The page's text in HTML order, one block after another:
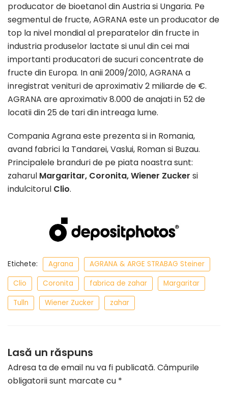
producator de bioetanol din Austria si Ungaria. Pe
segmentul de fructe, AGRANA este un producator de
top la nivel mondial al preparatelor din fructe in
industria produselor lactate si unul din cei mai
importanti producatori de sucuri concentrate de
fructe din Europa. In anii 2009/2010, AGRANA a
inregistrat venituri de aproximativ 2 miliarde de €.
AGRANA are aproximativ 8.000 de anajati in 52 de
locatii din 25 de tari din intreaga lume.
Compania Agrana este prezenta si in Romania,
avand fabrici la Tandarei, Vaslui, Roman si Buzau.
Principalele branduri de pe piata noastra sunt:
zaharul Margaritar, Coronita,Wiener Zucker si
indulcitorul Clio.
Etichete: Agrana
AGRANA & ARGE STRABAG Steiner
Clio
Coronita fabrica de zahar
Margaritar
Tulln
Wiener Zucker zahar
Lasă un răspuns
Adresa ta de email nu va fi publicată. Câmpurile
obligatorii sunt marcate cu *